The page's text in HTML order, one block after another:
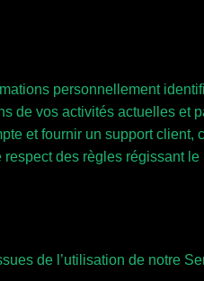
personnellement
de vos activités actuelles et
et fournir un support client,
des règles régissant
de l’utilisation de notre